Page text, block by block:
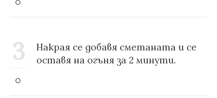
3
Накрая се добавя сметаната и се
оставя на огъня за 2 минути.